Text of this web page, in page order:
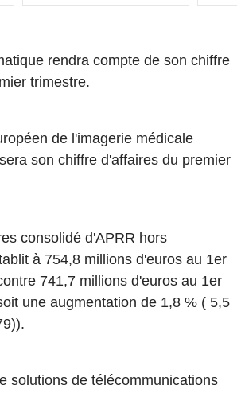
rendra compte de son chiffre
trimestre.
de l'imagerie médicale
son chiffre d'affaires du premier
consolidé d'APRR hors
à 754,8 millions d'euros au 1er
741,7 millions d'euros au 1er
une augmentation de 1,8 % ( 5,5
solutions de télécommunications